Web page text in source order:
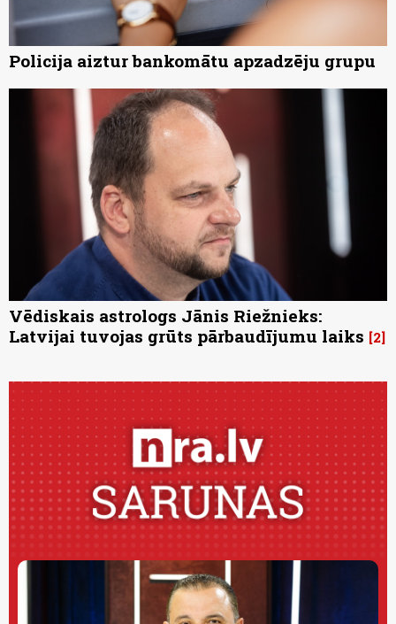
Policija aiztur bankomātu apzadzēju grupu
Vēdiskais astrologs Jānis Riežnieks:
Latvijai tuvojas grūts pārbaudījumu laiks 2